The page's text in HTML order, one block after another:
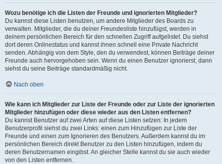
Wozu benötige ich die Listen der Freunde und ignorierten Mitglieder?
Du kannst diese Listen benutzen, um andere Mitglieder des Boards zu
verwalten. Mitglieder, die du deiner Freundesliste hinzufügst, werden in
deinem persönlichen Bereich für den schnellen Zugriff aufgelistet. Du siehst
dort deren Onlinestatus und kannst ihnen schnell eine Private Nachricht
senden. Abhängig von dem Style, den du verwendest, können Beiträge deiner
Freunde auch hervorgehoben sein. Wenn du einen Benutzer ignorierst, dann
siehst du seine Beiträge standardmäßig nicht.
Nach oben
Wie kann ich Mitglieder zur Liste der Freunde oder zur Liste der ignorierten
Mitglieder hinzufügen oder diese wieder aus den Listen entfernen?
Du kannst Benutzer auf zwei Arten auf diese Listen setzen: In jedem
Benutzerprofil siehst du zwei Links: einen zum Hinzufügen zur Liste der
Freunde und einen zum Ignorieren des Benutzers. Außerdem kannst du im
persönlichen Bereich direkt Benutzer zu den Listen hinzufügen, indem du
deren Benutzernamen eingibst. An gleicher Stelle kannst du sie auch wieder
von den Listen entfernen.